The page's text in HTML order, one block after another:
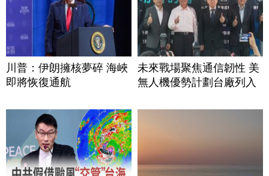
川普：伊朗擁核夢碎 海峽
即將恢復通航
未來戰場聚焦通信韌性 美
無人機優勢計劃台廠列入